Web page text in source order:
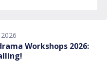
Workshops 2026: